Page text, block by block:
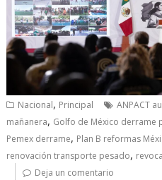
Nacional, Principal ANPACT
mañanera, Golfo de México derrame
Pemex derrame, Plan B reformas
renovación transporte pesado,
Deja un comentario